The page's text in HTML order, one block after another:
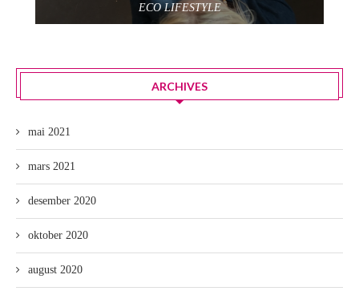
ECO LIFESTYLE
ARCHIVES
mai 2021
mars 2021
desember 2020
oktober 2020
august 2020